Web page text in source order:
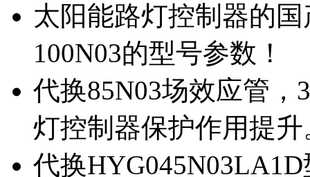
太阳能路灯控制器的
100N03的型号参数！
代换85N03场效应管
灯控制器保护作用提升
代换